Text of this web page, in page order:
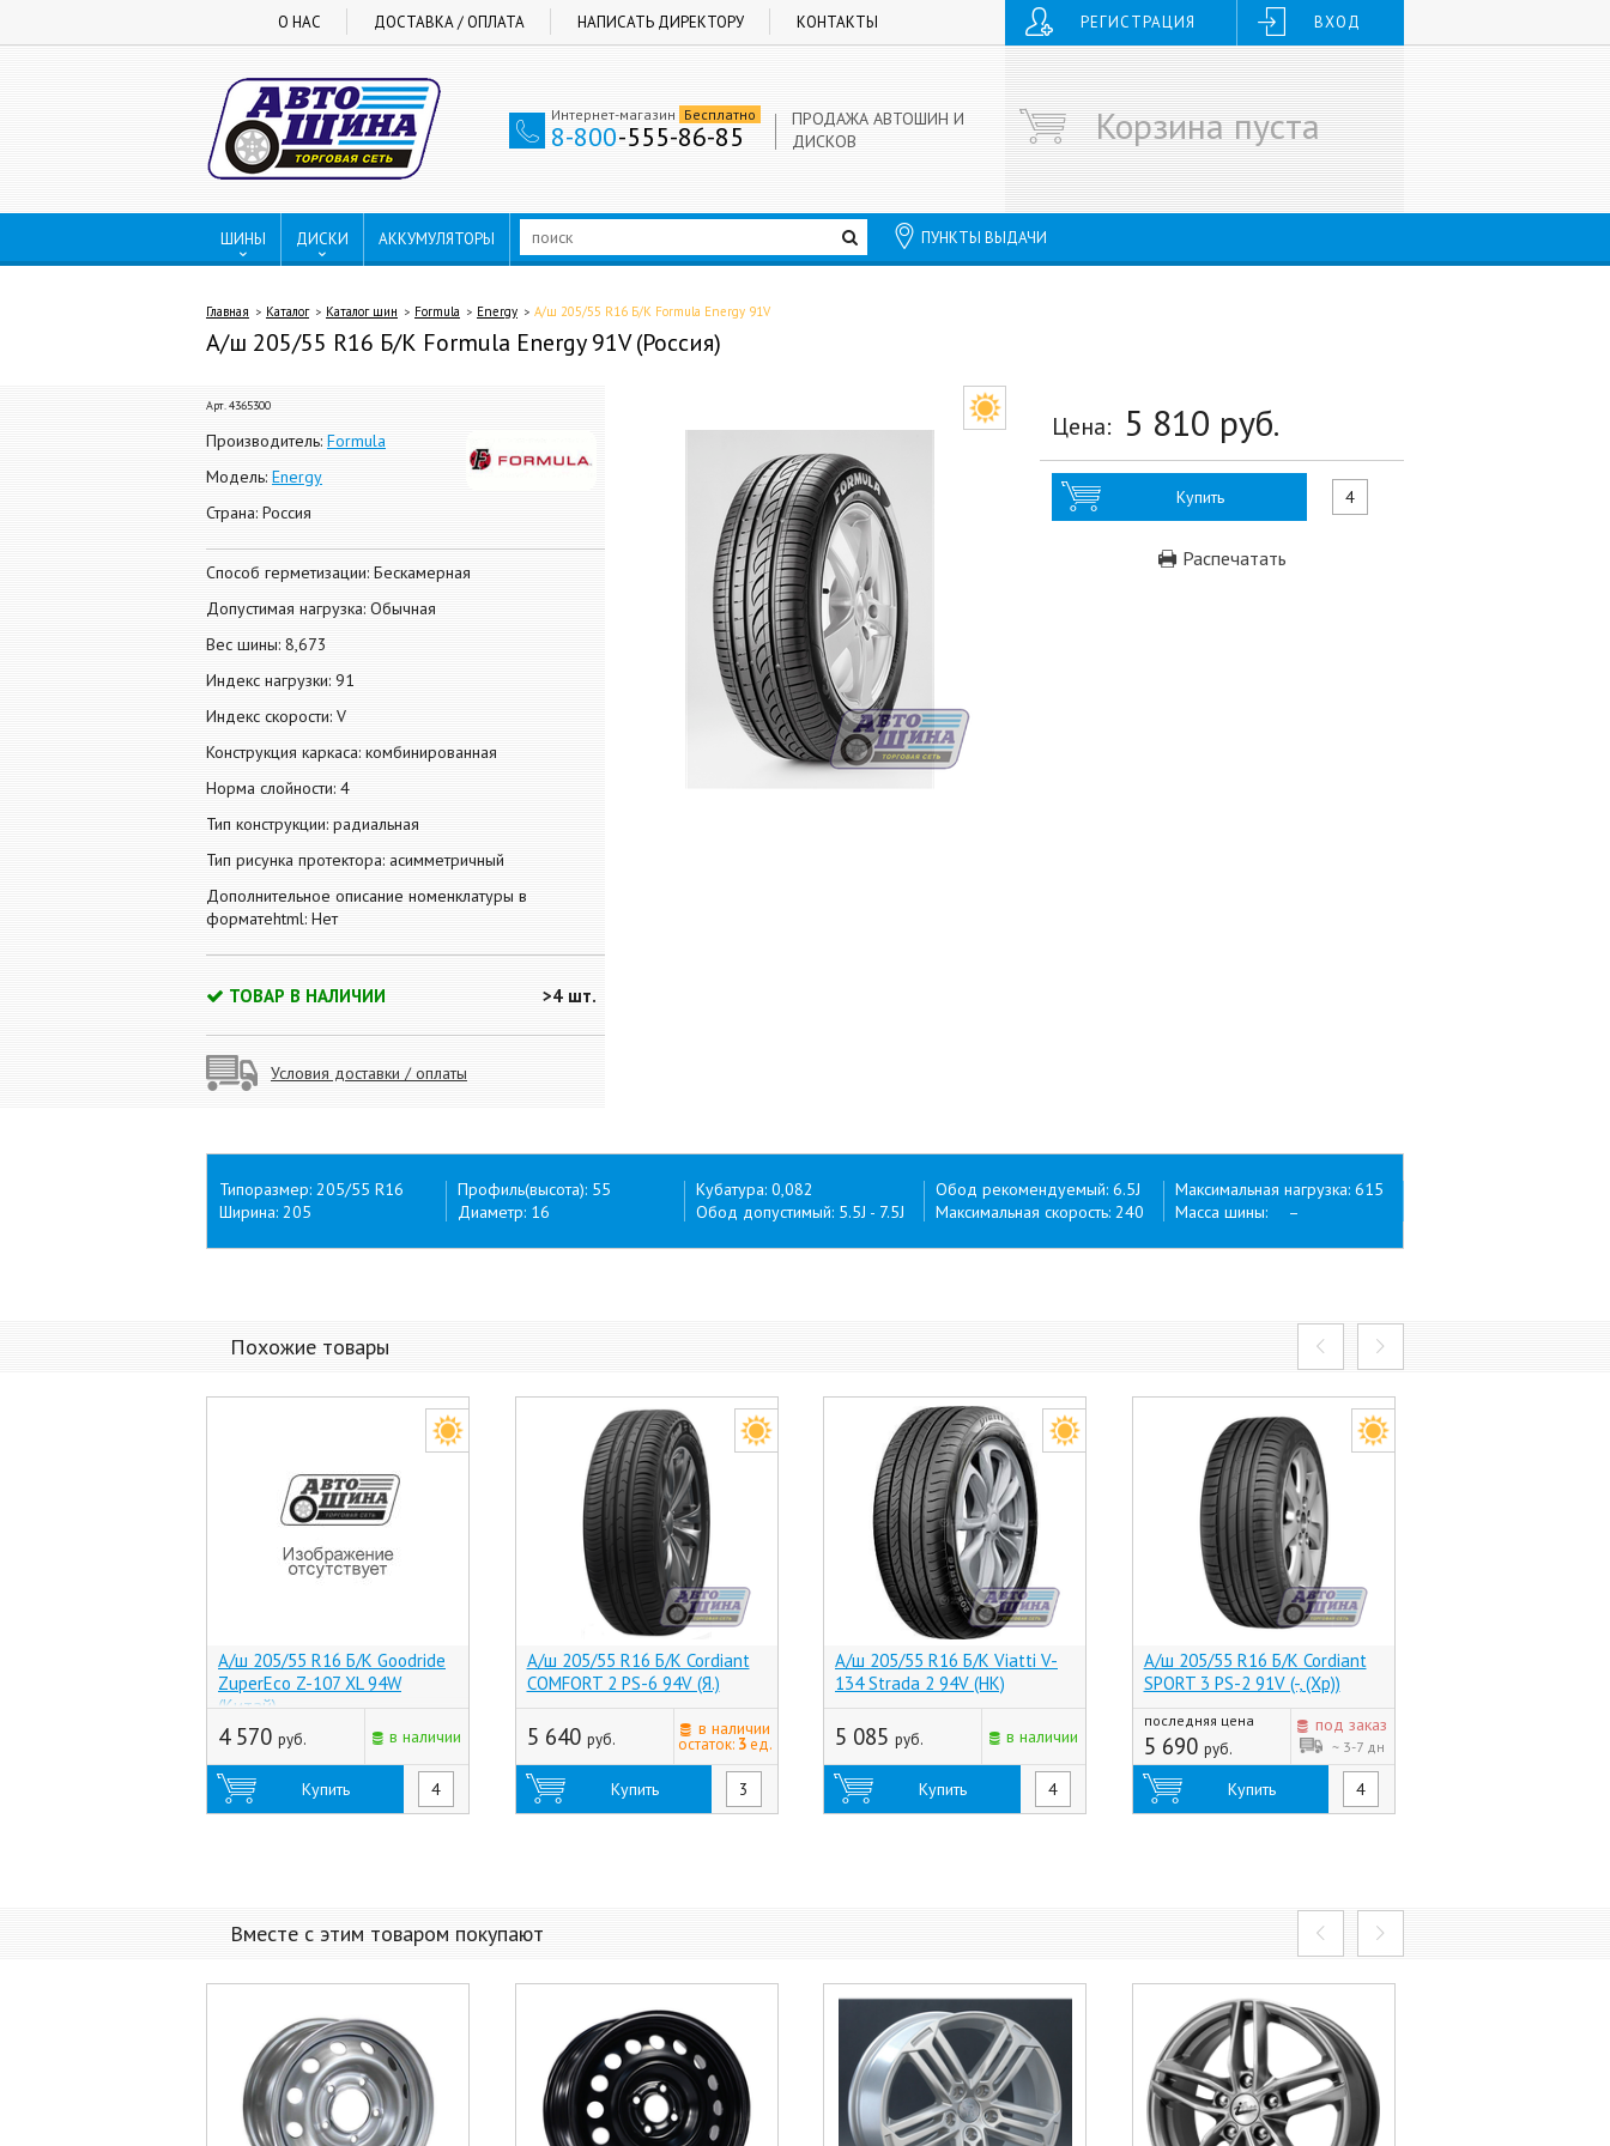
О НАС ДОСТАВКА / ОПЛАТА НАПИСАТЬ ДИРЕКТОРУ КОНТАКТЫ РЕГИСТРАЦИЯ ВХОД
Интернет-магазин Бесплатно
8-800-555-86-85
ПРОДАЖА АВТОШИН И
ДИСКОВ
Корзина пуста
ШИНЫ ДИСКИ АККУМУЛЯТОРЫ ПУНКТЫ ВЫДАЧИ
Главная Каталог Каталог шин Formula Energy А/ш 205/55 R16 Б/К Formula Energy 91V
А/ш 205/55 R16 Б/К Formula Energy 91V (Россия)
Арт. 4365300
Производитель: Formula
Модель: Energy
Страна: Россия
Способ герметизации: Бескамерная
Допустимая нагрузка: Обычная
Вес шины: 8,673
Индекс нагрузки: 91
Индекс скорости: V
Конструкция каркаса: комбинированная
Норма слойности: 4
Тип конструкции: радиальная
Тип рисунка протектора: асимметричный
Дополнительное описание номенклатуры в
форматеhtml: Нет
ТОВАР В НАЛИЧИИ >4 шт.
Условия доставки / оплаты
Цена: 5 810 руб.
Купить
Распечатать
Типоразмер: 205/55 R16
Ширина: 205
Профиль(высота): 55
Диаметр: 16
Кубатура: 0,082
Обод допустимый: 5.5J - 7.5J
Обод рекомендуемый: 6.5J
Максимальная скорость: 240
Максимальная нагрузка: 615
Масса шины: –
Похожие товары
А/ш 205/55 R16 Б/К Goodride
ZuperEco Z-107 XL 94W
(Китай)
4 570 руб. в наличии
Купить
А/ш 205/55 R16 Б/К Cordiant
COMFORT 2 PS-6 94V (Я.)
5 640 руб.
в наличии
остаток: 3ед.
Купить
А/ш 205/55 R16 Б/К Viatti V-
134 Strada 2 94V (НК)
5 085 руб. в наличии
Купить
А/ш 205/55 R16 Б/К Cordiant
SPORT 3 PS-2 91V (-, (Хр))
последняя цена
5 690 руб.
под заказ
~ 3-7 дн
Купить
Вместе с этим товаром покупают